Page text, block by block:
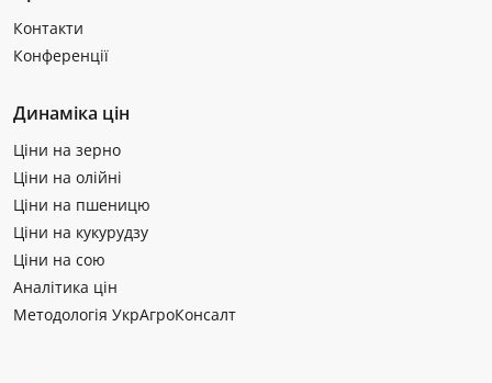
Контакти
Конференції
Динаміка цін
Ціни на зерно
Ціни на олійні
Ціни на пшеницю
Ціни на кукурудзу
Ціни на сою
Аналітика цін
Методологія УкрАгроКонсалт